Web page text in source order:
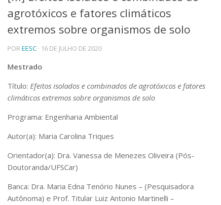
Telefones e Mapas
Pessoas
Ensino
Graduação
Educação a distância
Pesquisa e Inovação
Centros, Núcleos e Projetos em Rede
Iniciação Científica
Transferência de Tecnologia
Empresas Juniores
Projetos, Programas e Cursos
Artes, Cultura e Esportes
agrotóxicos e fatores climáticos
extremos sobre organismos de solo
POREESC · 16 DE JULHO DE 2020
Mestrado
Título: Efeitos isolados e combinados de agrotóxicos e fatores
climáticos extremos sobre organismos de solo
Programa: Engenharia Ambiental
Autor(a): Maria Carolina Triques
Orientador(a): Dra. Vanessa de Menezes Oliveira (Pós-
Doutoranda/UFSCar)
Banca: Dra. Maria Edna Tenório Nunes – (Pesquisadora
Autônoma) e Prof. Titular Luiz Antonio Martinelli –